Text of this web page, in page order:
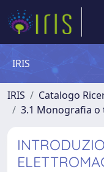
IRIS
IRIS Catalogo
3.1 Monografia